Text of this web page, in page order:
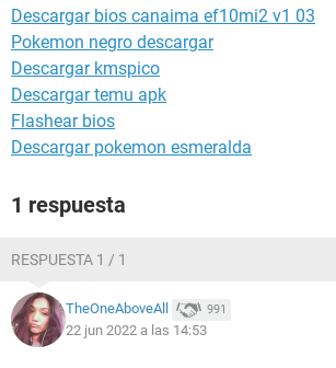
Descargar bios canaima ef10mi2 v1 03
Pokemon negro descargar
Descargar kmspico
Descargar temu apk
Flashear bios
Descargar pokemon esmeralda
1 respuesta
RESPUESTA 1 / 1
TheOneAboveAll 991
22 jun 2022 a las 14:53